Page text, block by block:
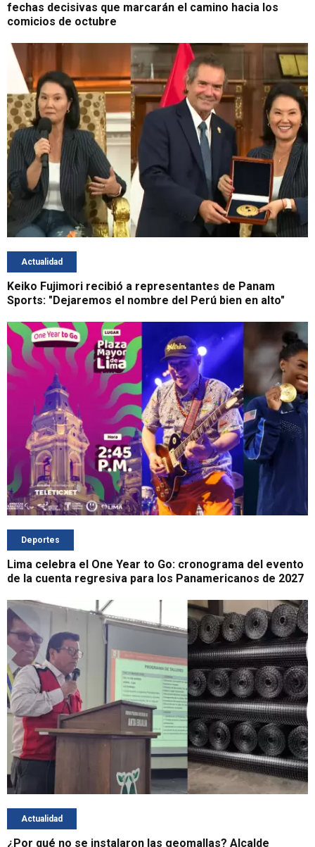
fechas decisivas que marcarán el camino hacia los
comicios de octubre
Actualidad
Keiko Fujimori recibió a representantes de Panam
Sports: "Dejaremos el nombre del Perú bien en alto"
Deportes
Lima celebra el One Year to Go: cronograma del evento
de la cuenta regresiva para los Panamericanos de 2027
Actualidad
¿Por qué no se instalaron las geomallas? Alcalde